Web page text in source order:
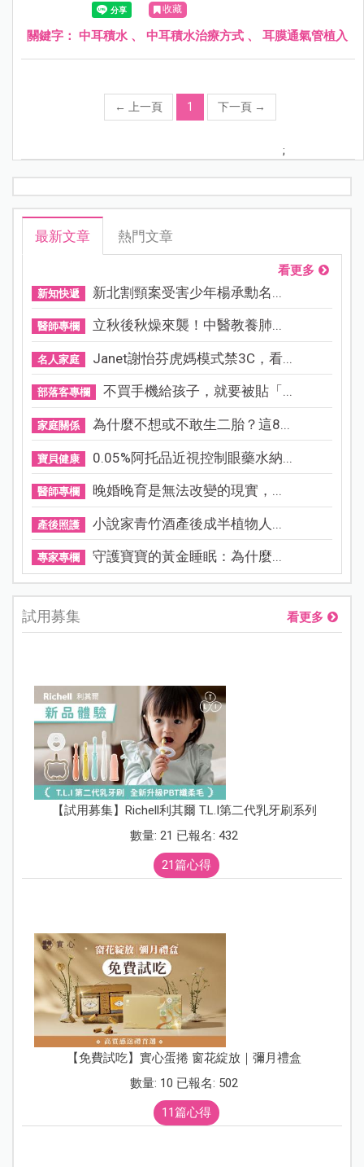
發展造成影響。
收藏
關鍵字： 中耳積水 、 中耳積水治療方式 、 耳膜通氣管植入
← 上一頁 1 下一頁 →
;
最新文章 熱門文章
看更多
新知快遞 新北割頸案受害少年楊承勳名...
醫師專欄 立秋後秋燥來襲！中醫教養肺...
名人家庭 Janet謝怡芬虎媽模式禁3C，看...
部落客專欄 不買手機給孩子，就要被貼「...
家庭關係 為什麼不想或不敢生二胎？這8...
寶貝健康 0.05%阿托品近視控制眼藥水納...
醫師專欄 晚婚晚育是無法改變的現實，...
產後照護 小說家青竹酒產後成半植物人...
專家專欄 守護寶寶的黃金睡眠：為什麼...
試用募集 看更多
【試用募集】Richell利其爾 T.L.I第二代乳牙刷系列
數量: 21 已報名: 432
21篇心得
【免費試吃】實心蛋捲 窗花綻放｜彌月禮盒
數量: 10 已報名: 502
11篇心得